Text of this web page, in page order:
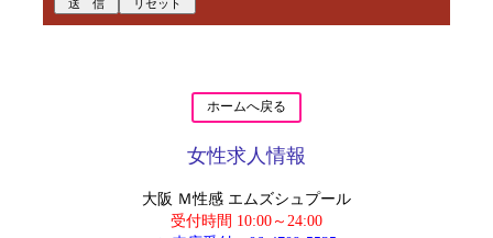
ホームへ戻る
女性求人情報
大阪 Ｍ性感 エムズシュプール
受付時間 10:00～24:00